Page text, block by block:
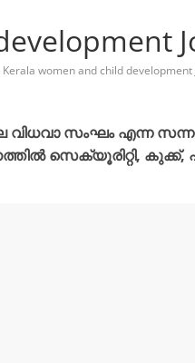
Kerala women and child development
വിധവാ സംഘം എന്ന
സെക്യൂരിറ്റി,